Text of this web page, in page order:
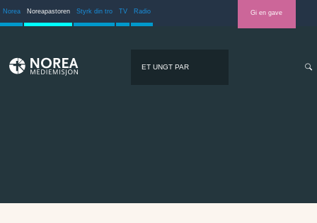
Norea Noreapastoren Styrk din tro TV Radio Gi en gave
ET UNGT PAR